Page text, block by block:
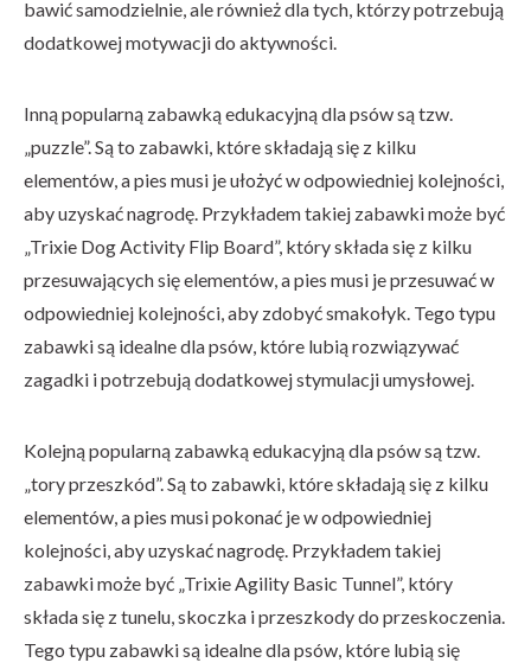
bawić samodzielnie, ale również dla tych, którzy potrzebują
dodatkowej motywacji do aktywności.
Inną popularną zabawką edukacyjną dla psów są tzw.
„puzzle”. Są to zabawki, które składają się z kilku
elementów, a pies musi je ułożyć w odpowiedniej kolejności,
aby uzyskać nagrodę. Przykładem takiej zabawki może być
„Trixie Dog Activity Flip Board”, który składa się z kilku
przesuwających się elementów, a pies musi je przesuwać w
odpowiedniej kolejności, aby zdobyć smakołyk. Tego typu
zabawki są idealne dla psów, które lubią rozwiązywać
zagadki i potrzebują dodatkowej stymulacji umysłowej.
Kolejną popularną zabawką edukacyjną dla psów są tzw.
„tory przeszkód”. Są to zabawki, które składają się z kilku
elementów, a pies musi pokonać je w odpowiedniej
kolejności, aby uzyskać nagrodę. Przykładem takiej
zabawki może być „Trixie Agility Basic Tunnel”, który
składa się z tunelu, skoczka i przeszkody do przeskoczenia.
Tego typu zabawki są idealne dla psów, które lubią się